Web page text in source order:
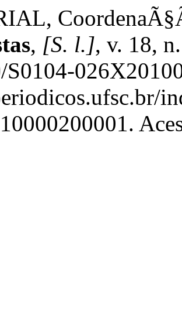
, [S. l.], v. 18,
S0104-